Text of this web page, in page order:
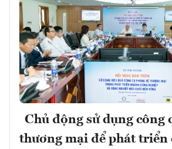
Chủ động sử dụng công
thương mại để phát triển